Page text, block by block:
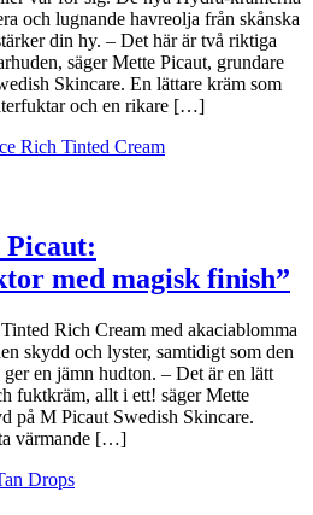
och lugnande havreolja från skånska
din hy. – Det här är två riktiga
säger Mette Picaut, grundare
Skincare. En lättare kräm som
och en rikare […]
med magisk finish”
Rich Cream med akaciablomma
skydd och lyster, samtidigt som den
en jämn hudton. – Det är en lätt
fuktkräm, allt i ett! säger Mette
på M Picaut Swedish Skincare.
värmande […]